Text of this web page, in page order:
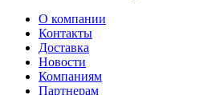
О компании
Контакты
Доставка
Новости
Компаниям
Партнерам